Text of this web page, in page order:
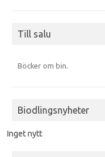
Till salu
Böcker om bin.
Biodlingsnyheter
Inget nytt